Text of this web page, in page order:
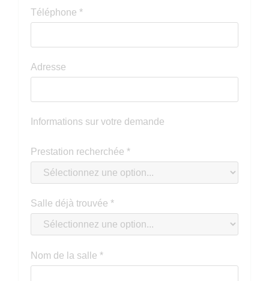
Téléphone *
Adresse
Informations sur votre demande
Prestation recherchée *
Salle déjà trouvée *
Nom de la salle *